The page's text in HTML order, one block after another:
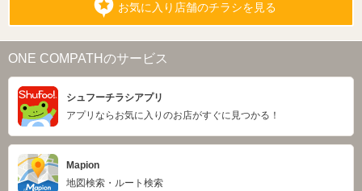
お気に入り店舗のチラシを見る
ONE COMPATHのサービス
シュフーチラシアプリ
アプリならお気に入りのお店がすぐに見つかる！
Mapion
地図検索・ルート検索